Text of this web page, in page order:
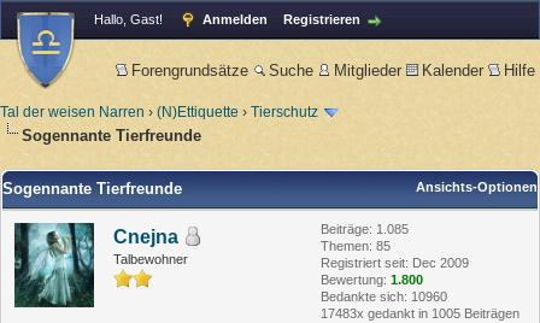
Hallo, Gast! Anmelden Registrieren
Forengrundsätze Suche Mitglieder Kalender Hilfe
Tal der weisen Narren › (N)Ettiquette› Tierschutz
Sogennante Tierfreunde
Ansichts-Optionen
Sogennante Tierfreunde
Cnejna
Talbewohner
Beiträge: 1.085
Themen: 85
Registriert seit: Dec 2009
Bewertung: 1.800
Bedankte sich: 10960
17483x gedankt in 1005 Beiträgen